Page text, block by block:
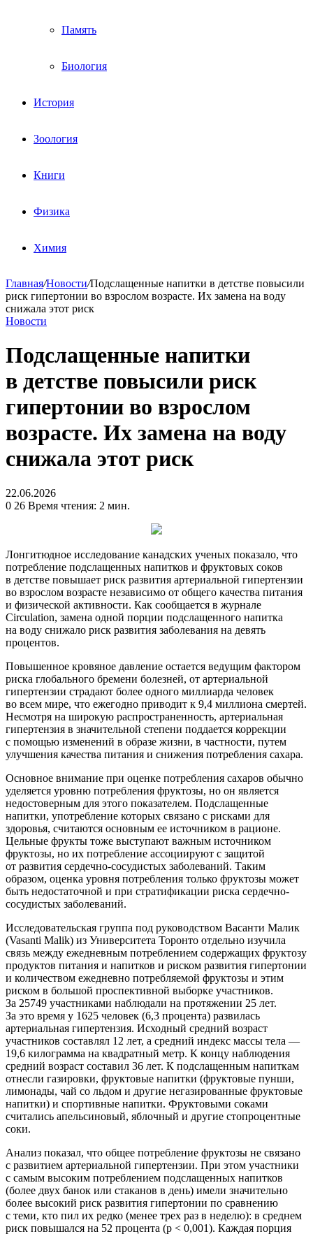
Память
Биология
История
Зоология
Книги
Физика
Химия
Главная/Новости/Подслащенные напитки в детстве повысили
риск гипертонии во взрослом возрасте. Их замена на воду
снижала этот риск
Новости
Подслащенные напитки
в детстве повысили риск
гипертонии во взрослом
возрасте. Их замена на воду
снижала этот риск
22.06.2026
0 26 Время чтения: 2 мин.
Лонгитюдное исследование канадских ученых показало, что
потребление подслащенных напитков и фруктовых соков
в детстве повышает риск развития артериальной гипертензии
во взрослом возрасте независимо от общего качества питания
и физической активности. Как сообщается в журнале
Circulation, замена одной порции подслащенного напитка
на воду снижало риск развития заболевания на девять
процентов.
Повышенное кровяное давление остается ведущим фактором
риска глобального бремени болезней, от артериальной
гипертензии страдают более одного миллиарда человек
во всем мире, что ежегодно приводит к 9,4 миллиона смертей.
Несмотря на широкую распространенность, артериальная
гипертензия в значительной степени поддается коррекции
с помощью изменений в образе жизни, в частности, путем
улучшения качества питания и снижения потребления сахара.
Основное внимание при оценке потребления сахаров обычно
уделяется уровню потребления фруктозы, но он является
недостоверным для этого показателем. Подслащенные
напитки, употребление которых связано с рисками для
здоровья, считаются основным ее источником в рационе.
Цельные фрукты тоже выступают важным источником
фруктозы, но их потребление ассоциируют с защитой
от развития сердечно-сосудистых заболеваний. Таким
образом, оценка уровня потребления только фруктозы может
быть недостаточной и при стратификации риска сердечно-
сосудистых заболеваний.
Исследовательская группа под руководством Васанти Малик
(Vasanti Malik) из Университета Торонто отдельно изучила
связь между ежедневным потреблением содержащих фруктозу
продуктов питания и напитков и риском развития гипертонии
и количеством ежедневно потребляемой фруктозы и этим
риском в большой проспективной выборке участников.
За 25749 участниками наблюдали на протяжении 25 лет.
За это время у 1625 человек (6,3 процента) развилась
артериальная гипертензия. Исходный средний возраст
участников составлял 12 лет, а средний индекс массы тела —
19,6 килограмма на квадратный метр. К концу наблюдения
средний возраст составил 36 лет. К подслащенным напиткам
отнесли газировки, фруктовые напитки (фруктовые пунши,
лимонады, чай со льдом и другие негазированные фруктовые
напитки) и спортивные напитки. Фруктовыми соками
считались апельсиновый, яблочный и другие стопроцентные
соки.
Анализ показал, что общее потребление фруктозы не связано
с развитием артериальной гипертензии. При этом участники
с самым высоким потреблением подслащенных напитков
(более двух банок или стаканов в день) имели значительно
более высокий риск развития гипертонии по сравнению
с теми, кто пил их редко (менее трех раз в неделю): в среднем
риск повышался на 52 процента (p < 0,001). Каждая порция